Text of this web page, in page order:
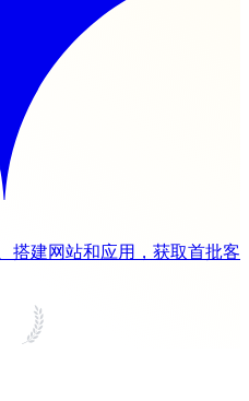
搭建网站和应用，获取首批客